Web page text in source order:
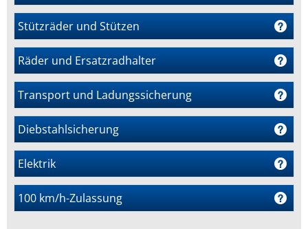
Stützräder und Stützen
Räder und Ersatzradhalter
Transport und Ladungssicherung
Diebstahlsicherung
Elektrik
100 km/h-Zulassung